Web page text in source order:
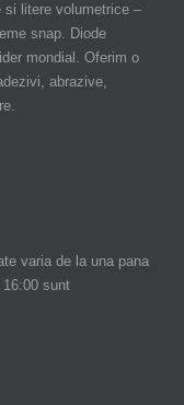
si litere volumetrice –
snap. Diode
mondial. Oferim o
abrazive,
varia de la una pana
16:00 sunt